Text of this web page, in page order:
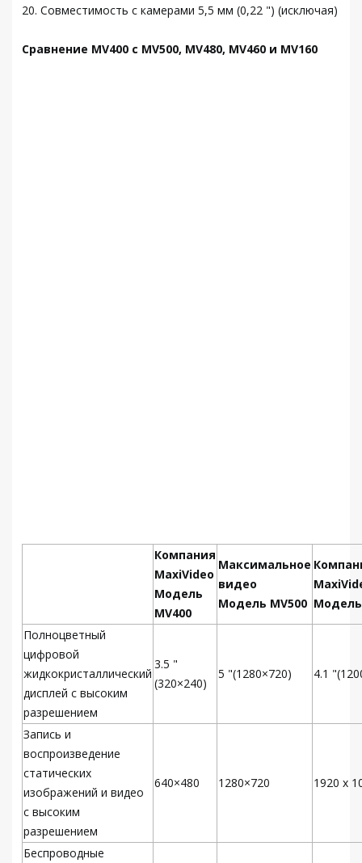
20. Совместимость с камерами 5,5 мм (0,22 ") (исключая)
Сравнение MV400 с MV500, MV480, MV460 и MV160
Компания
MaxiVideo
Модель
MV400
Максимальное
видео
Модель MV500 Модель
Полноцветный
цифровой
жидкокристаллический
дисплей с высоким
разрешением
3.5 "
(320×240)
5 "(1280×720) 4.1
Запись и
воспроизведение
статических
изображений и видео
с высоким
разрешением
640×480 1280×720 1920 х
Беспроводные